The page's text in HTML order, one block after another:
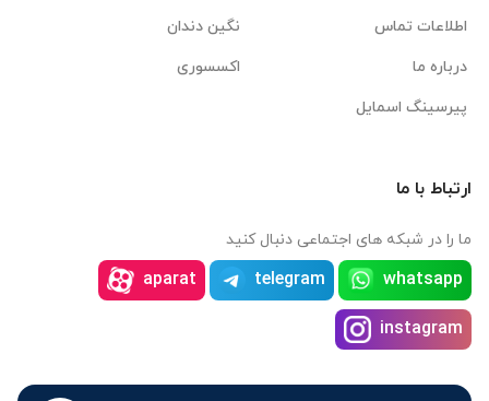
اطلاعات تماس
درباره ما
پیرسینگ اسمایل
نگین دندان
اکسسوری
ارتباط با ما
ما را در شبکه های اجتماعی دنبال کنید
whatsapp
telegram
aparat
instagram